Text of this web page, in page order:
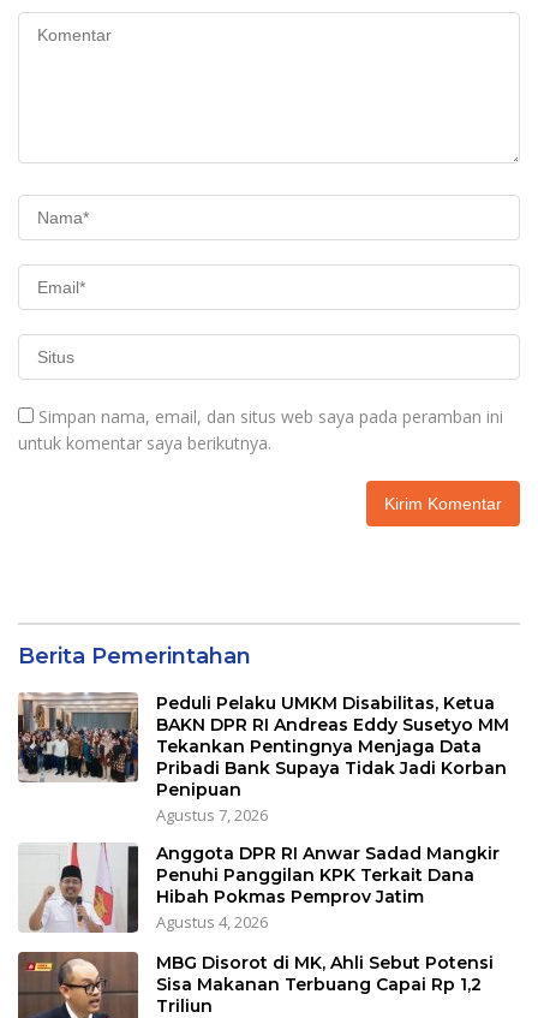
Simpan nama, email, dan situs web saya pada peramban ini
untuk komentar saya berikutnya.
Berita Pemerintahan
Peduli Pelaku UMKM Disabilitas, Ketua
BAKN DPR RI Andreas Eddy Susetyo MM
Tekankan Pentingnya Menjaga Data
Pribadi Bank Supaya Tidak Jadi Korban
Penipuan
Agustus 7, 2026
Anggota DPR RI Anwar Sadad Mangkir
Penuhi Panggilan KPK Terkait Dana
Hibah Pokmas Pemprov Jatim
Agustus 4, 2026
MBG Disorot di MK, Ahli Sebut Potensi
Sisa Makanan Terbuang Capai Rp 1,2
Triliun